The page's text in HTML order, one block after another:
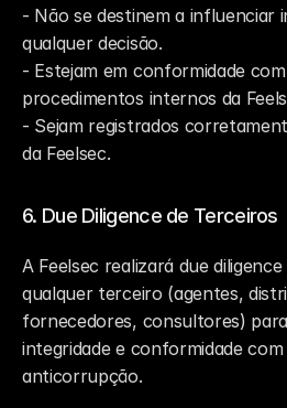
- Não se destinem a influenciar
qualquer decisão.
- Estejam em conformidade
procedimentos internos da
- Sejam registrados
da Feelsec.
6. Due Diligence de Terceiros
A Feelsec realizará due
qualquer terceiro (agentes,
fornecedores, consultores)
integridade e conformidade
anticorrupção.